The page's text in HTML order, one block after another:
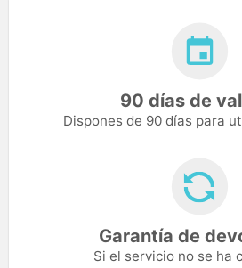
90 días de
Dispones de 90 días para
Garantía de
Si el servicio no se ha